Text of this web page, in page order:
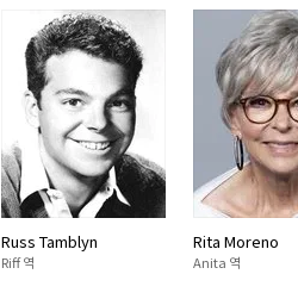
Russ Tamblyn
Riff 역
Rita Moreno
Anita 역